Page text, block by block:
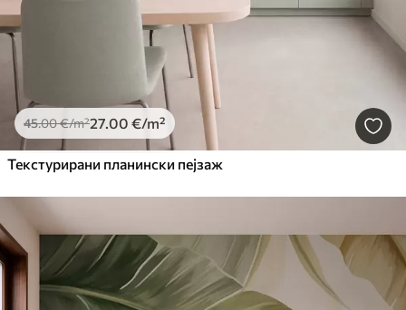
45.00€/m²27.00 €/m²
Текстурирани планински пејзаж